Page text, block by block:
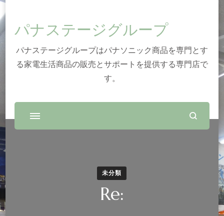
パナステージグループ
パナステージグループはパナソニック商品を専門とす
る家電生活商品の販売とサポートを提供する専門店で
す。
未分類
Re: